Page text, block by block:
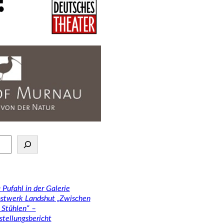
Pufahl in der Galerie
Landshut „Zwischen
–